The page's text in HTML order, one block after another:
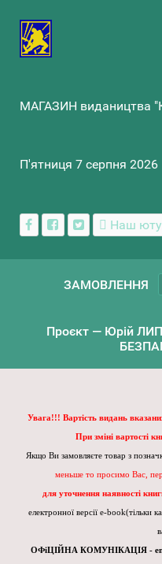
МАГАЗИН видаництва
П'ятниця 7 серпня 2026
Наш
ЗАМОВЛЕННЯ
Проєкт — Юрій
Увага!!! Вартість видань
При зміні вартості
Якщо Ви замовляєте товар з
меньше то просимо Вас,
для уточнення наявності
електронної версії e-book(тільки
ОФіЦІЙНА КОМУНІКАЦІЯ -